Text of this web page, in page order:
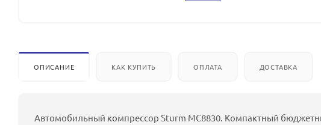
ОПИСАНИЕ КАК КУПИТЬ ОПЛАТА ДОСТАВКА
Автомобильный компрессор Sturm MC8830. Компактный